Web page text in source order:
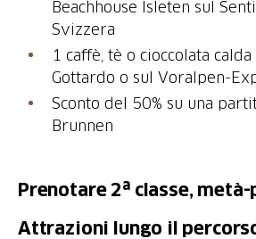
Beachhouse Isleten sul
Svizzera
1 caffè, tè o cioccolata
Gottardo o sul Voralpen-
Sconto del 50% su una
Brunnen
Prenotare 2ª classe,
Attrazioni lungo il